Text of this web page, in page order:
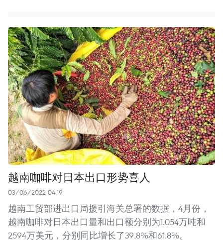
越南咖啡对日本出口形势喜人
03/06/2022 04:19
越南工贸部进出口局援引海关总署的数据，4月份，
越南咖啡对日本出口量和出口额分别为1.054万吨和
2594万美元，分别同比增长了39.8%和61.8%。